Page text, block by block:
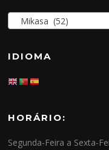
Mikasa (52)
IDIOMA
HORÁRIO:
Segunda-Feira a Sexta-